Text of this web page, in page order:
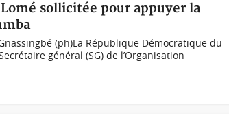
sollicitée pour appuyer la
(ph)La République Démocratique du
général (SG) de l’Organisation